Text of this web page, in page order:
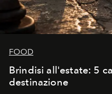
FOOD
Brindisi all'estate: 5
destinazione